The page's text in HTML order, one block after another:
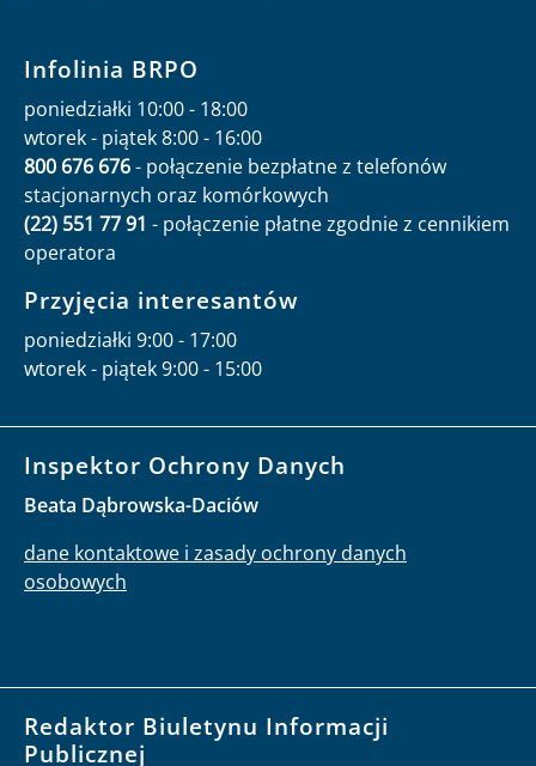
Infolinia BRPO
poniedziałki 10:00 - 18:00
wtorek - piątek 8:00 - 16:00
800 676 676- połączenie bezpłatne z telefonów
stacjonarnych oraz komórkowych
(22) 551 77 91 - połączenie płatne zgodnie z cennikiem
operatora
Przyjęcia interesantów
poniedziałki 9:00 - 17:00
wtorek - piątek 9:00 - 15:00
Inspektor Ochrony Danych
Beata Dąbrowska-Daciów
dane kontaktowe i zasady ochrony danych
osobowych
Redaktor Biuletynu Informacji
Publicznej